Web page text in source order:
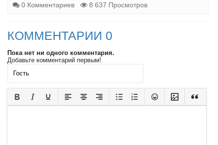
0 Комментариев
8 637 Просмотров
КОММЕНТАРИИ 0
Пока нет ни одного комментария.
Добавьте комментарий первым!